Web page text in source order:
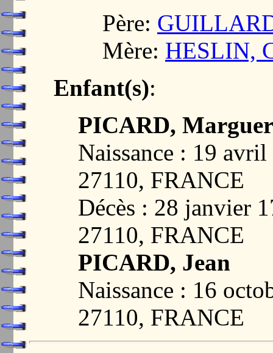
Père:
Mère: HESLIN,
Enfant(s):
PICARD,
Naissance : 19
27110, FRANCE
Décès : 28 janvier
27110, FRANCE
PICARD, Jean
Naissance : 16
27110, FRANCE